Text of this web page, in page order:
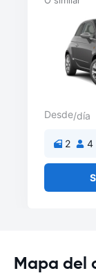
Desde/día
2 4
Mapa del